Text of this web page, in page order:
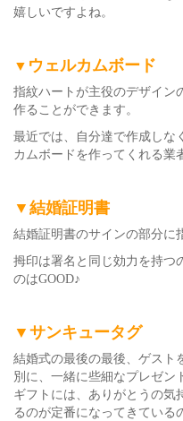
嬉しいですよね。
▼ ウェルカムボード
指紋ハートが主役のデザイン
作ることができます。
最近では、自分達で作成しな
カムボードを作ってくれる業
▼ 結婚証明書
結婚証明書のサインの部分に
拇印は署名と同じ効力を持つ
のはGOOD♪
▼ サンキュータグ
結婚式の最後の最後、ゲスト
別に、一緒に些細なプレゼン
ギフトには、ありがとうの気
るのが定番になってきている